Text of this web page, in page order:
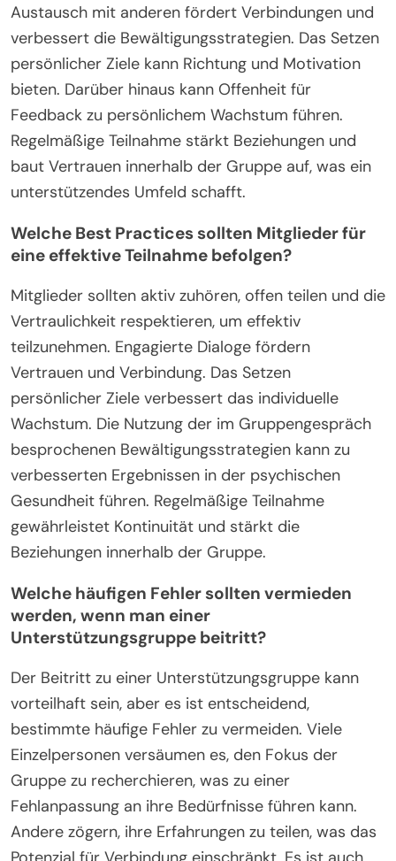
Austausch mit anderen fördert Verbindungen und
verbessert die Bewältigungsstrategien. Das Setzen
persönlicher Ziele kann Richtung und Motivation
bieten. Darüber hinaus kann Offenheit für
Feedback zu persönlichem Wachstum führen.
Regelmäßige Teilnahme stärkt Beziehungen und
baut Vertrauen innerhalb der Gruppe auf, was ein
unterstützendes Umfeld schafft.
Welche Best Practices sollten Mitglieder für
eine effektive Teilnahme befolgen?
Mitglieder sollten aktiv zuhören, offen teilen und die
Vertraulichkeit respektieren, um effektiv
teilzunehmen. Engagierte Dialoge fördern
Vertrauen und Verbindung. Das Setzen
persönlicher Ziele verbessert das individuelle
Wachstum. Die Nutzung der im Gruppengespräch
besprochenen Bewältigungsstrategien kann zu
verbesserten Ergebnissen in der psychischen
Gesundheit führen. Regelmäßige Teilnahme
gewährleistet Kontinuität und stärkt die
Beziehungen innerhalb der Gruppe.
Welche häufigen Fehler sollten vermieden
werden, wenn man einer
Unterstützungsgruppe beitritt?
Der Beitritt zu einer Unterstützungsgruppe kann
vorteilhaft sein, aber es ist entscheidend,
bestimmte häufige Fehler zu vermeiden. Viele
Einzelpersonen versäumen es, den Fokus der
Gruppe zu recherchieren, was zu einer
Fehlanpassung an ihre Bedürfnisse führen kann.
Andere zögern, ihre Erfahrungen zu teilen, was das